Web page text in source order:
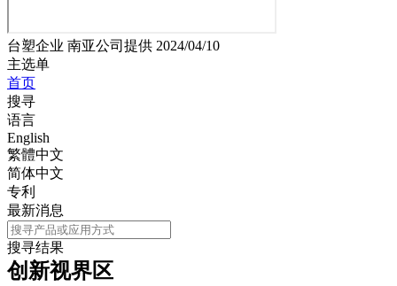
台塑企业 南亚公司提供 2024/04/10
主选单
首页
搜寻
语言
English
繁體中文
简体中文
专利
最新消息
搜寻结果
主选单
创新视界区